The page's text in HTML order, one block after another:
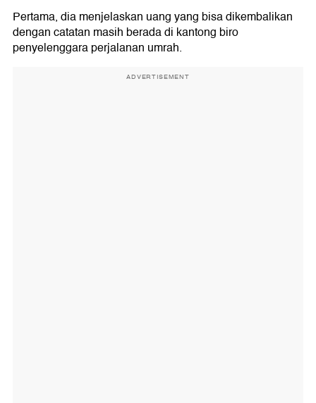
Pertama, dia menjelaskan uang yang bisa dikembalikan
dengan catatan masih berada di kantong biro
penyelenggara perjalanan umrah.
ADVERTISEMENT